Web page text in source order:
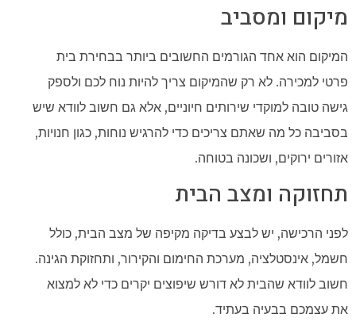
מיקום ומסביב
המיקום הוא אחד הגורמים החשובים ביותר בבחירת בית
פרטי למכירה. לא רק שהמיקום צריך להיות נוח לכם ולספק
גישה טובה למוקדי שירותים חיוניים, אלא גם חשוב לוודא שיש
בסביבה כל מה שאתם צריכים כדי להרגיש נוחות, כגון חנויות,
אזורים ירוקים, ושכונה בטוחה.
תחזוקה ומצב הבית
לפני הרכישה, יש לבצע בדיקה מקיפה של מצב הבית, כולל
חשמל, אינסטלציה, מערכת החימום והקירור, ותחזוקת הגינה.
חשוב לוודא שהבית לא דורש שיפוצים יקרים כדי לא למצוא
את עצמכם בבעיה בעתיד.